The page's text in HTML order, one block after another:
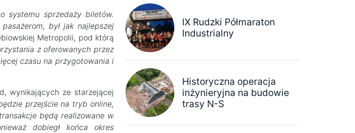
systemu sprzedaży biletów.
był jak najlepszej
Metropolii, pod którą
z oferowanych przez
czasu na przygotowania i
wynikających ze starzejącej
przejście na tryb online,
będą realizowane w
dobiegł końca okres
IX Rudzki Półmaraton
Industrialny
Historyczna operacja
inżynieryjna na budowie
trasy N-S